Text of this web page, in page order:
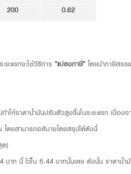
ะแรกจะใช้วิธีการ "แปลงภาษี" โดยนำภาษีสร
ราคาน้ำมันปรับตัวสูงขึ้นในระยะแรก เนื่องจ
โดยสามารถอธิบายโดยสรุปได้ดังนี้
ด)
ท นี้ ไว้ใน 6.44 บาทนั้นเลย ดังนั้น ราคาน้ำมั